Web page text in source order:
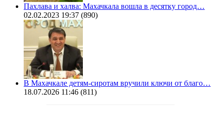
Пахлава и халва: Махачкала вошла в десятку город…
02.02.2023 19:37 (890)
В Махачкале детям-сиротам вручили ключи от благо…
18.07.2026 11:46 (811)